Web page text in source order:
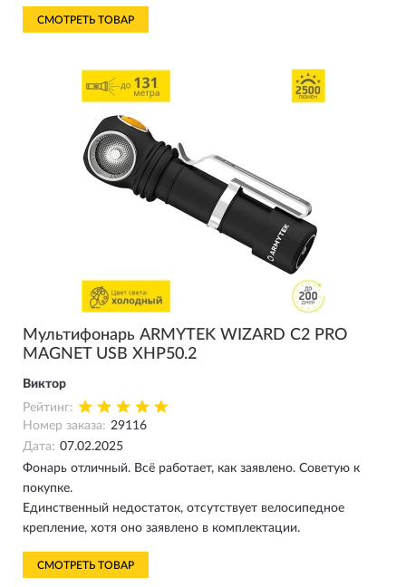
повседневного использования. В целом доволен.
СМОТРЕТЬ ТОВАР
Мультифонарь ARMYTEK WIZARD C2 PRO
MAGNET USB XHP50.2
Виктор
Рейтинг:
Номер заказа: 29116
Дата: 07.02.2025
Фонарь отличный. Всё работает, как заявлено. Советую к
покупке.
Единственный недостаток, отсутствует велосипедное
крепление, хотя оно заявлено в комплектации.
СМОТРЕТЬ ТОВАР